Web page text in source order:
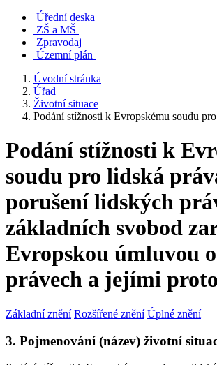
Úřední deska
ZŠ a MŠ
Zpravodaj
Územní plán
Úvodní stránka
Úřad
Životní situace
Podání stížnosti k Evropskému soudu
Podání stížnosti k
soudu pro lidská
porušení lidských
základních svobod
Evropskou úmluvou
právech a jejími
Základní znění Rozšířené znění Úplné znění
3. Pojmenování (název) životní